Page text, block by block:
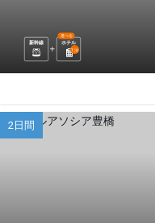
新幹線 ホテル
選べる
1 泊
2日間